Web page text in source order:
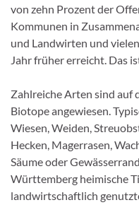
von zehn Prozent der
Kommunen in
und Landwirten und
Jahr früher erreicht. Das
Zahlreiche Arten sind auf
Biotope angewiesen.
Wiesen, Weiden,
Hecken, Magerrasen,
Säume oder
Württemberg heimische
landwirtschaftlich